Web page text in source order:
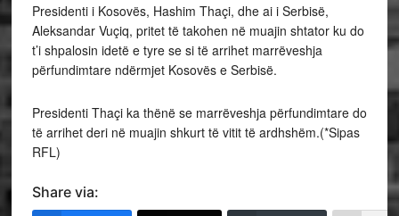
Presidenti i Kosovës, Hashim Thaçi, dhe ai i Serbisë,
Aleksandar Vuçiq, pritet të takohen në muajin shtator ku do
t’i shpalosin idetë e tyre se si të arrihet marrëveshja
përfundimtare ndërmjet Kosovës e Serbisë.
Presidenti Thaçi ka thënë se marrëveshja përfundimtare do
të arrihet deri në muajin shkurt të vitit të ardhshëm.(*Sipas
RFL)
Share via: